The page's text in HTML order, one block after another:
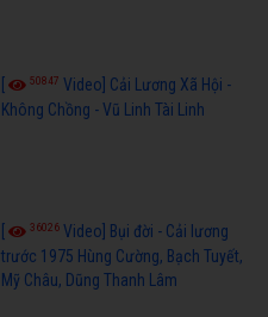
50847 Video] Cải Lương Xã Hội -
Không Chồng - Vũ Linh Tài Linh
36026 Video] Bụi đời - Cải lương
trước 1975 Hùng Cường, Bạch Tuyết,
Mỹ Châu, Dũng Thanh Lâm